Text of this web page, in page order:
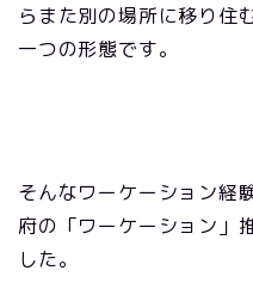
らまた別の場所に移り住
一つの形態です。
そんなワーケーション経
府の「ワーケーション」
した。